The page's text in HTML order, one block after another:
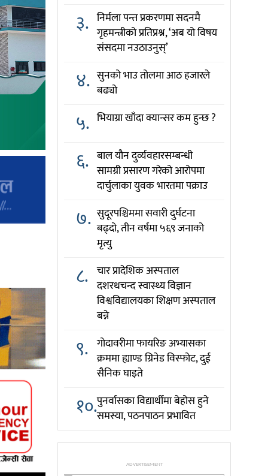
३. निर्मला पन्त प्रकरणमा सदनमै
गृहमन्त्रीको प्रतिप्रश्न, ‘अब यो विषय
संसदमा नउठाउनुस्’
४. सुनको भाउ तोलमा आठ हजारले
बढ्यो
५. भियाग्रा खाँदा क्यान्सर कम हुन्छ ?
६. बाल यौन दुर्व्यवहारसम्बन्धी
सामग्री प्रसारण गरेको आरोपमा
दार्चुलाका युवक भारतमा पक्राउ
७. सुदूरपश्चिममा सवारी दुर्घटना
बढ्दो, तीन वर्षमा ५६९ जनाको
मृत्यु
८. चार प्रादेशिक अस्पताल
दशरथचन्द स्वास्थ्य विज्ञान
विश्वविद्यालयका शिक्षण अस्पताल
बन्ने
९. गोदावरीमा फायरिङ अभ्यासका
क्रममा ह्याण्ड ग्रिनेड विस्फोट, दुई
सैनिक घाइते
१०.पुनर्वासका विद्यार्थीमा बेहोस हुने
समस्या, पठनपाठन प्रभावित
ADVERTISEMENT